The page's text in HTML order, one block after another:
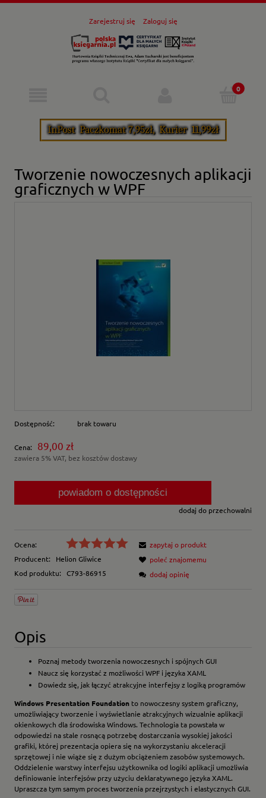
Zarejestruj się Zaloguj się
Tworzenie nowoczesnych aplikacji
graficznych w WPF
Dostępność: brak towaru
Cena: 89,00 zł
zawiera 5% VAT, bez kosztów dostawy
powiadom o dostępności
dodaj do przechowalni
Ocena:
Producent:
Helion Gliwice
Kod produktu:
C793-86915
zapytaj o produkt
poleć znajomemu
dodaj opinię
Opis
Poznaj metody tworzenia nowoczesnych i spójnych GUI
Naucz się korzystać z możliwości WPF i języka XAML
Dowiedz się, jak łączyć atrakcyjne interfejsy z logiką programów
Windows Presentation Foundation to nowoczesny system graficzny,
umożliwiający tworzenie i wyświetlanie atrakcyjnych wizualnie aplikacji
okienkowych dla środowiska Windows. Technologia ta powstała w
odpowiedzi na stale rosnącą potrzebę dostarczania wysokiej jakości
grafiki, której prezentacja opiera się na wykorzystaniu akceleracji
sprzętowej i nie wiąże się z dużym obciążeniem zasobów systemowych.
Oddzielenie warstwy interfejsu użytkownika od logiki aplikacji umożliwia
definiowanie interfejsów przy użyciu deklaratywnego języka XAML.
Upraszcza tym samym proces tworzenia przejrzystych i elastycznych GUI.